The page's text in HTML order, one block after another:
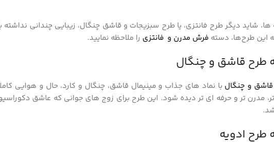
ها، شاید دیگر طرح فانتزی، یا طرح سبزیجات و قاشق چنگال، زیبایی چندانی نداشته
این طرح‌ها، دسته فرش مدرن و فانتزی را ملاحظه نمایید.
طرح قاشق و چنگال
و چنگال با نماد های جذاب و مینیمال قاشق، چنگال و کارد، حال ‌و هوایی
مدرن ‌تر و حرفه ‌ای ‌تر دیده شود. این طرح برای زوج ‌های جوانی که عاشق
طرح ادویه